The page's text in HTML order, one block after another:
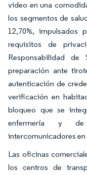
video en una
los segmentos de
12,70%,
requisitos de
Responsabilidad
preparación ante
autenticación de
verificación en
bloqueo que se
enfermería y de
intercomunicadores
Las oficinas
los centros de